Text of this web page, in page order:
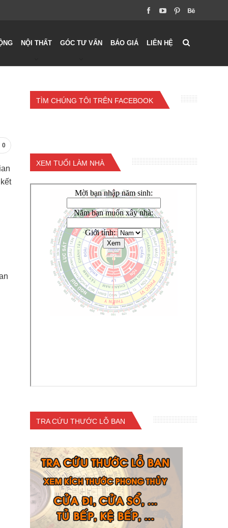
NỘI THẤT GÓC TƯ VẤN BÁO GIÁ LIÊN HỆ
0
TÌM CHÚNG TÔI TRÊN FACEBOOK
XEM TUỔI LÀM NHÀ
TRA CỨU THƯỚC LỖ BAN